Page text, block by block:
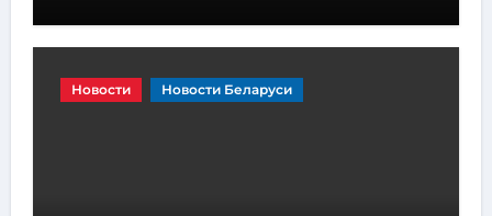
Новости Новости Беларуси